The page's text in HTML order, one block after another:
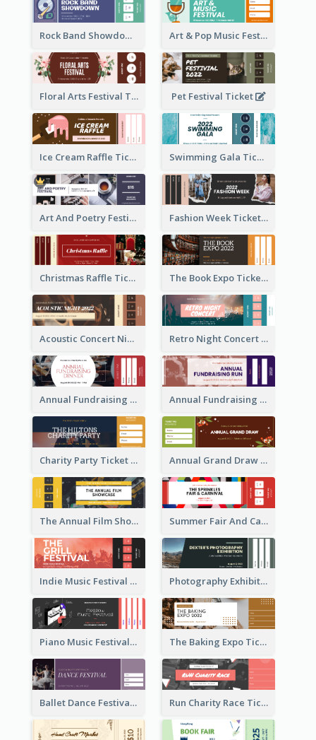
Rock Band Showdown Ticket Art & Pop Music Festival Ticket
Floral Arts Festival Ticket Pet Festival Ticket
Ice Cream Raffle Ticket Swimming Gala Ticket
Art And Poetry Festival Ticket Fashion Week Ticket
Christmas Raffle Ticket The Book Expo Ticket
Acoustic Concert Night Ticket Retro Night Concert Ticket
Annual Fundraising Dinner Ticket Annual Fundraising Run Ticket
Charity Party Ticket Annual Grand Draw Ticket
The Annual Film Showcase Ticket Summer Fair And Carnival Ticket
Indie Music Festival Ticket Photography Exhibition Ticket
Piano Music Festival Ticket The Baking Expo Ticket
Ballet Dance Festival Ticket Run Charity Race Ticket